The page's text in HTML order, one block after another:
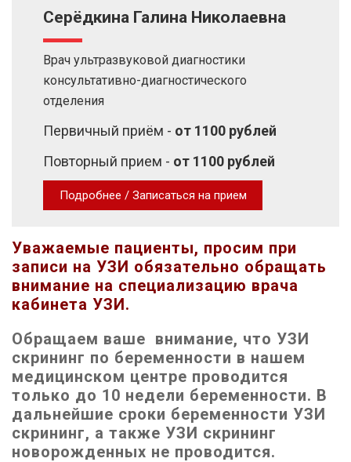
Серёдкина Галина Николаевна
Врач ультразвуковой диагностики
консультативно-диагностического
отделения
Первичный приём - от 1100 рублей
Повторный прием - от 1100 рублей
Подробнее / Записаться на прием
Уважаемые пациенты, просим при
записи на УЗИ обязательно обращать
внимание на специализацию врача
кабинета УЗИ.
Обращаем ваше внимание, что УЗИ
скрининг по беременности в нашем
медицинском центре проводится
только до 10 недели беременности. В
дальнейшие сроки беременности УЗИ
скрининг, а также УЗИ скрининг
новорожденных не проводится.